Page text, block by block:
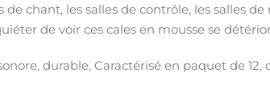
chant, les salles de contrôle, les salles
de voir ces cales en mousse se
durable, Caractérisé en paquet de